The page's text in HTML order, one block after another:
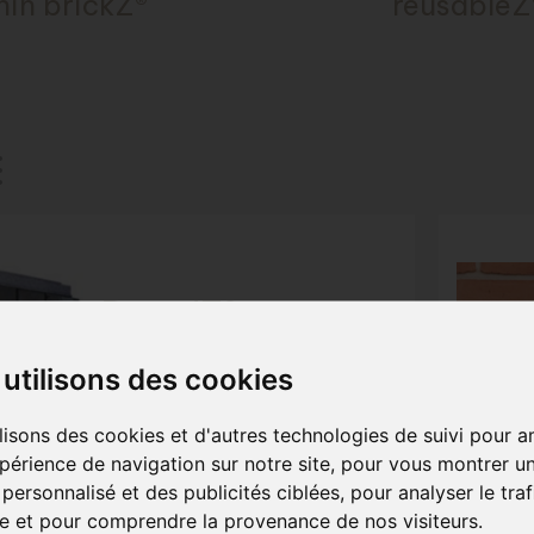
des cookies
des cookies et d'autres technologies de suivi pour
de navigation sur notre site, pour vous montrer
et des publicités ciblées, pour analyser le
et pour comprendre la provenance de nos visiteurs.
BoardZ®
plaquettes de briques avec
EPS
plus d'informations